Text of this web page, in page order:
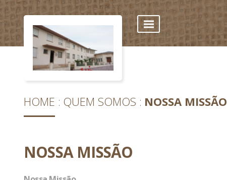
HOME QUEM SOMOS NOSSA MISSÃO
NOSSA MISSÃO